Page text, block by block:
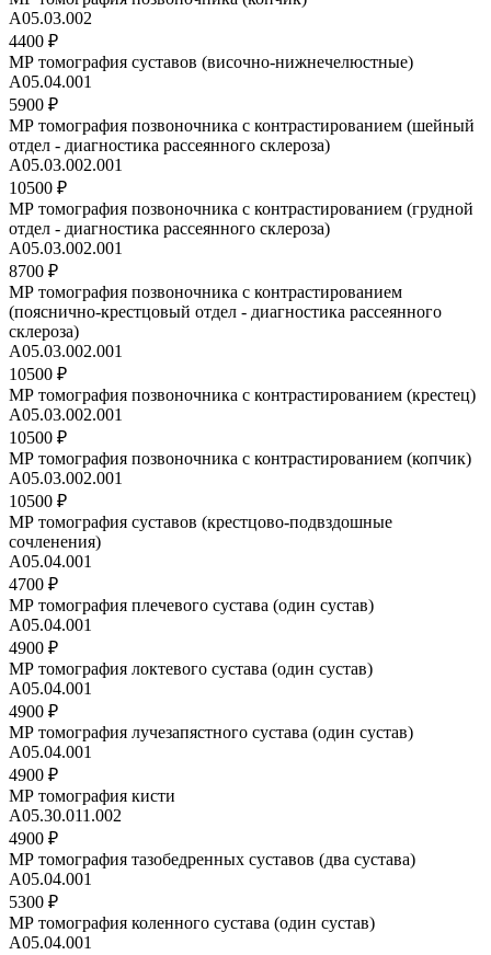
A05.03.002
4400 ₽
МР томография суставов (височно-нижнечелюстные)
А05.04.001
5900 ₽
МР томография позвоночника с контрастированием (шейный
отдел - диагностика рассеянного склероза)
А05.03.002.001
10500 ₽
МР томография позвоночника с контрастированием (грудной
отдел - диагностика рассеянного склероза)
А05.03.002.001
8700 ₽
МР томография позвоночника с контрастированием
(пояснично-крестцовый отдел - диагностика рассеянного
склероза)
А05.03.002.001
10500 ₽
МР томография позвоночника с контрастированием (крестец)
A05.03.002.001
10500 ₽
МР томография позвоночника с контрастированием (копчик)
A05.03.002.001
10500 ₽
МР томография суставов (крестцово-подвздошные
сочленения)
A05.04.001
4700 ₽
МР томография плечевого сустава (один сустав)
А05.04.001
4900 ₽
МР томография локтевого сустава (один сустав)
А05.04.001
4900 ₽
МР томография лучезапястного сустава (один сустав)
А05.04.001
4900 ₽
МР томография кисти
A05.30.011.002
4900 ₽
МР томография тазобедренных суставов (два сустава)
А05.04.001
5300 ₽
МР томография коленного сустава (один сустав)
A05.04.001